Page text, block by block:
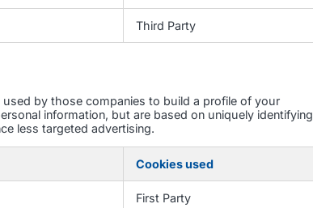
Third Party
by those companies to build a profile of your
information, but are based on uniquely identifying
less targeted advertising.
Cookies used
First Party